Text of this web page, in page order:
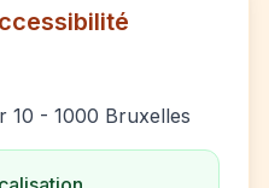
10 - 1000 Bruxelles